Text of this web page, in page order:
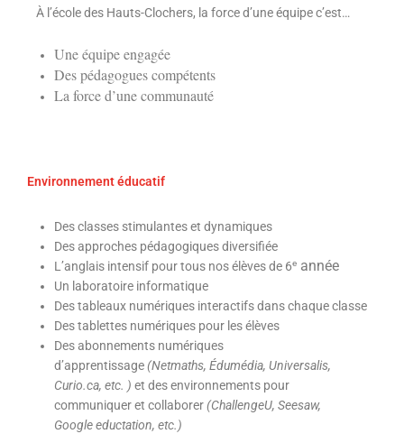
À l’école des Hauts-Clochers, la force d’une équipe c’est…
Une équipe engagée
Des pédagogues compétents
La force d’une communauté
Environnement éducatif
Des classes stimulantes et dynamiques
Des approches pédagogiques diversifiée
L’anglais intensif pour tous nos élèves de 6e année
Un laboratoire informatique
Des tableaux numériques interactifs dans chaque classe
Des tablettes numériques pour les élèves
Des abonnements numériques
d’apprentissage(Netmaths, Édumédia, Universalis,
Curio.ca, etc. ) et des environnements pour
communiquer et collaborer(ChallengeU, Seesaw,
Googleeductation, etc.)